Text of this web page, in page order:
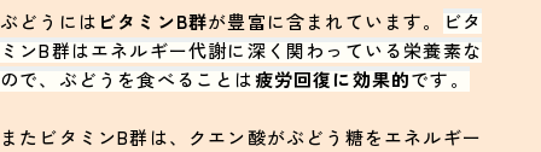
ぶどうには ビタミンB群が豊富に含まれています。
ビタ
ミンB群はエネルギー代謝に深く関わっている栄養素な
ので、ぶどうを食べることは疲労回復に効果的です。
またビタミンB群は、クエン酸がぶどう糖をエネルギー